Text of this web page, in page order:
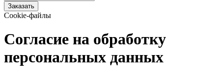
Заказать
Cookie-файлы
Согласие на обработку
персональных данных